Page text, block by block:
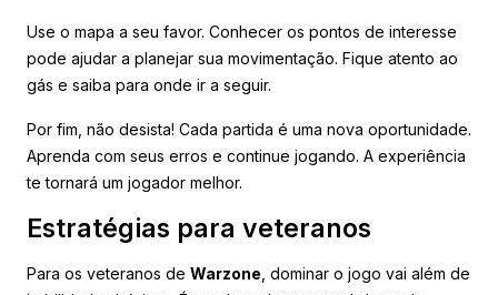
Use o mapa a seu favor. Conhecer os pontos de interesse
pode ajudar a planejar sua movimentação. Fique atento ao
gás e saiba para onde ir a seguir.
Por fim, não desista! Cada partida é uma nova oportunidade.
Aprenda com seus erros e continue jogando. A experiência
te tornará um jogador melhor.
Estratégias para veteranos
Para os veteranos de Warzone , dominar o jogo vai além de